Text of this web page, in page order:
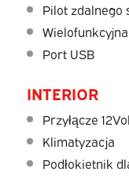
Pilot zdalnego
Port USB
INTERIOR
Przyłącze
Klimatyzacja
Podłokietnik